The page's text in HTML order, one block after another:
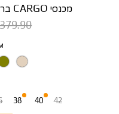
מכנסי CARGO ברמודה Timberland לגברים
מחיר
379.90 ₪
38 40 42